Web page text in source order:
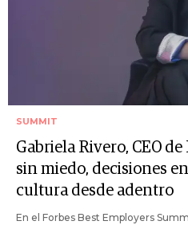
SUMMIT
Gabriela Rivero, CEO
sin miedo, decisiones
cultura desde adentro
En el Forbes Best Employers